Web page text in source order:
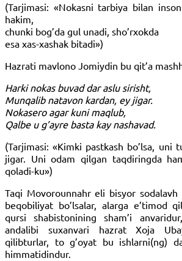
(Tarjimasi: «Nokasni tarbiya bilan
hakim,
chunki bog’da gul unadi, sho’rxokda
esa xas-xashak bitadi»)
Hazrati mavlono Jomiydin bu qit’a
Harki nokas buvad dar aslu sirisht,
Munqalib natavon kardan, ey jigar.
Nokasero agar kuni maqlub,
Qalbe u g’ayre basta kay nashavad.
(Tarjimasi: «Kimki pastkash bo’lsa, uni
jigar. Uni odam qilgan taqdiringda
qoladi-ku»)
Taqi Movorounnahr eli bisyor sodalavh
beqobiliyat bo’lsalar, alarga e’timod
qursi shabistonining sham’i
andalibi suxanvari hazrat Xoja
qilibturlar, to g’oyat bu ishlarni(ng)
himmatidindur.